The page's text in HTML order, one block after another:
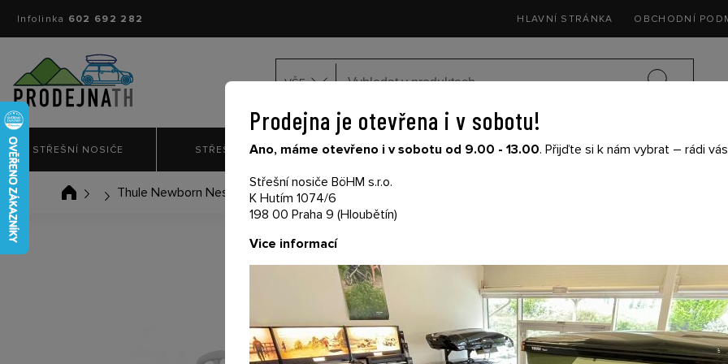
Infolinka 602 692 282 HLAVNÍ STRÁNKA OBCHODNÍ
VŠE
STŘEŠNÍ NOSIČE STŘEŠNÍ BOXY NOSIČE NA KOLA DĚTSKÉ KOČÁRKY
SEDAČKY DO
THULE
Thule Newborn Nest Black
Cena s DPH:
Prodejna je otevřena i v sobotu!
Ano, máme otevřeno i v sobotu od 9.00 - 13.00. Přijďte si k nám vybrat – rádi
Střešní nosiče BöHM s.r.o.
K Hutím 1074/6
198 00 Praha 9 (Hloubětín)
Vice informací